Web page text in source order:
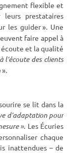
flexible et
leurs prestataires
les guider». Une
faire appel à
écoute et la qualité
àl’écoute des clients
».
se lit dans la
d’adaptation pour
». Les Écuries
chaque
inattendues –de